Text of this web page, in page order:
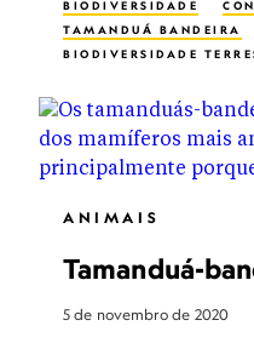
BIODIVERSIDADE
TAMANDUÁ BANDEIRA
BIODIVERSIDADE
ANIMAIS
Tamanduá-
5 de novembro de 2020